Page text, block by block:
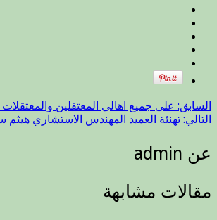
السابق: على جميع اهالي المعتقلين
التالي: تهنئة العميد المهندس الاستشاري
عن admin
مقالات مشابهة